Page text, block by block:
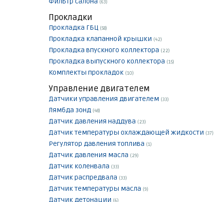
(63)
Прокладки
Прокладка ГБЦ (58)
Прокладка клапанной крышки (42)
Прокладка впускного коллектора (22)
Прокладка выпускного коллектора (15)
Комплекты прокладок (10)
Управление двигателем
Датчики управления двигателем (33)
Лямбда зонд (48)
Датчик давления наддува (23)
Датчик температуры охлаждающей жидкости (37)
Регулятор давления топлива (1)
Датчик давления масла (29)
Датчик коленвала (33)
Датчик распредвала (33)
Датчик температуры масла (9)
Датчик детонации (6)